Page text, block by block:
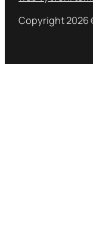
Copyright 2026